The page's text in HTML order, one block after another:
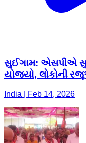
સુઈગામ: એસપીએ
યોજ્યો, લોકોની
India | Feb 14, 2026